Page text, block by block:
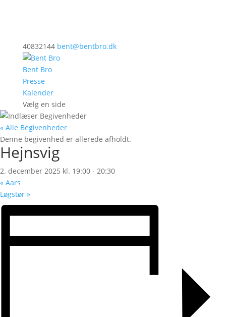
40832144 bent@bentbro.dk
Bent Bro
Presse
Kalender
Vælg en side
« Alle Begivenheder
Denne begivenhed er allerede afholdt.
Hejnsvig
2. december 2025 kl. 19:00 - 20:30
« Aars
Løgstør »